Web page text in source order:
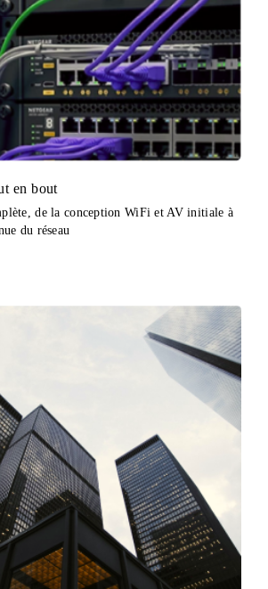
en bout
de la conception WiFi et AV initiale à
du réseau